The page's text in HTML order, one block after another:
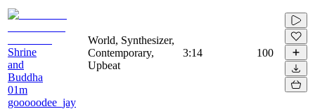
Shrine
and
Buddha
01m
gooooodee_jay
World, Synthesizer,
Contemporary,
Upbeat
3:14 100